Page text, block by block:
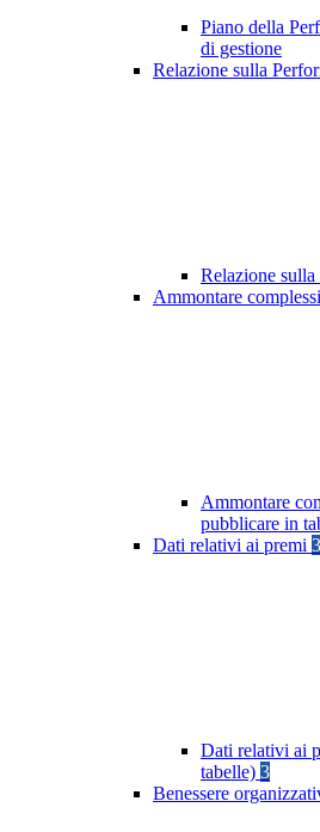
Piano della
di gestione
Relazione sulla
Relazione sulla
Ammontare
Ammontare
pubblicare in
Dati relativi ai premi 3
Dati relativi ai
tabelle) 3
Benessere